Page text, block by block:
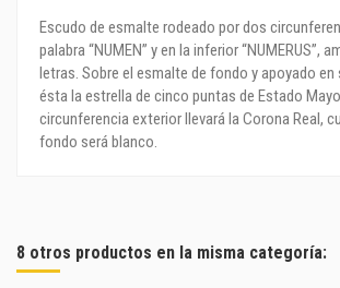
Escudo de esmalte rodeado por dos
palabra “NUMEN” y en la inferior
letras. Sobre el esmalte de fondo y apoyado
ésta la estrella de cinco puntas de Estado
circunferencia exterior llevará la Corona Real,
fondo será blanco.
8 otros productos en la misma categoría: